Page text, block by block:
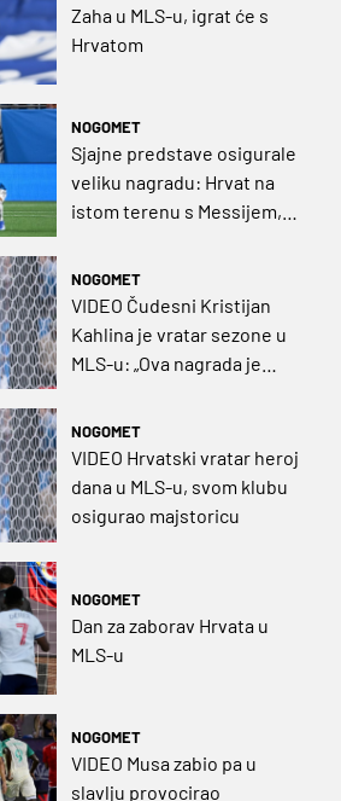
Zaha u MLS-u, igrat će s
Hrvatom
NOGOMET
Sjajne predstave osigurale
veliku nagradu: Hrvat na
istom terenu s Messijem,
momčadi!
NOGOMET
VIDEO Čudesni Kristijan
Kahlina je vratar sezone u
MLS-u: „Ova nagrada je
odgovornost“
NOGOMET
VIDEO Hrvatski vratar heroj
dana u MLS-u, svom klubu
osigurao majstoricu
NOGOMET
Dan za zaborav Hrvata u
MLS-u
NOGOMET
VIDEO Musa zabio pa u
slavlju provocirao